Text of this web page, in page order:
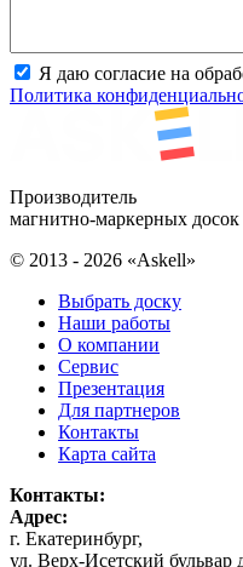
Я даю согласие на
Политика
Производитель
магнитно-маркерных досок
© 2013 - 2026 «Askell»
Выбрать доску
Наши работы
О компании
Сервис
Презентация
Для партнеров
Контакты
Карта сайта
Контакты:
Адрес:
г. Екатеринбург,
ул. Верх-Исетский